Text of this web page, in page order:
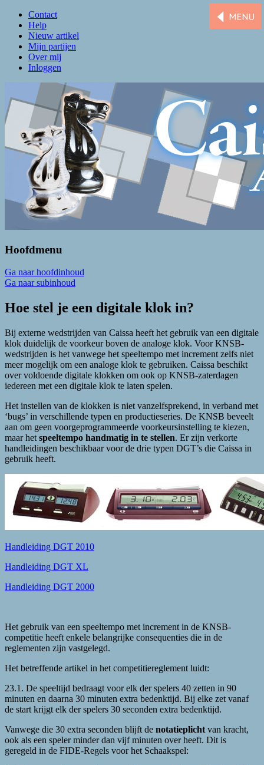
Contact
Help
Nieuw artikel
Mijn partijen
Over mij
Inloggen
Caissa Amsterdam
De levendigste schaakclub van Amsterdam
Hoofdmenu
Ga naar hoofdinhoud
Ga naar subinhoud
Hoe stel je een digitale klok in?
Bij externe wedstrijden van Caissa heeft het gebruik van een digitale
klok duidelijk de voorkeur boven de analoge klok. Voor KNSB-
wedstrijden is het vanwege het speeltempo met increment zelfs niet
meer mogelijk om een analoge klok te gebruiken. Caissa beschikt
over voldoende digitale klokken om ook op KNSB-zaterdagen
iedereen met een digitale klok te laten spelen.
Het instellen van de klokken is niet vanzelfsprekend, in verband met
‘bugs’ in verschillende typen en productieseries. De KNSB beveelt
aan om geen voorgeprogrammeerde voorkeursinstelling te kiezen,
maar het speeltempo handmatig in te stellen. Er zijn verkorte
handleidingen beschikbaar voor de drie typen DGT’s die Caissa in
gebruik heeft.
Handleiding DGT 2010
Handleiding DGT XL
Handleiding DGT 2000
Het gebruik van een speeltempo met increment in de KNSB-
competitie heeft enkele belangrijke consequenties die in de
reglementen zijn vastgelegd.
Het betreffende artikel in het competitiereglement luidt:
23.1. De speeltijd bedraagt voor elk der spelers 40 zetten in 90
minuten en daarna 30 minuten extra bedenktijd. Bij elke zet vanaf
de start krijgt elk der spelers 30 seconden extra bedenktijd.
Vanwege die 30 extra seconden blijft de notatieplicht van kracht,
ook als een speler minder dan vijf minuten over heeft. Dit is
geregeld in de FIDE-Regels voor het Schaakspel: